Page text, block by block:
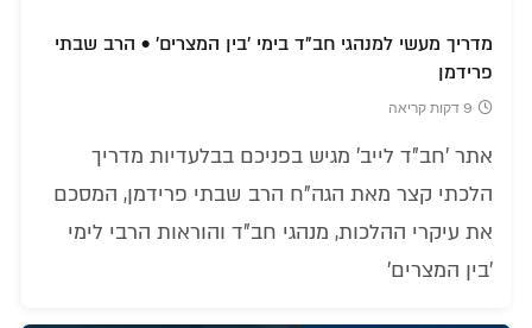
מדריך מעשי למנהגי חב"ד בימי 'בין המצרים' • הרב שבתי
פרידמן
9 דקות קריאה
אתר 'חב"ד לייב' מגיש בפניכם בבלעדיות מדריך
הלכתי קצר מאת הגה"ח הרב שבתי פרידמן, המסכם
את עיקרי ההלכות, מנהגי חב"ד והוראות הרבי לימי
'בין המצרים'